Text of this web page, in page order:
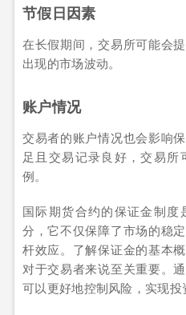
节假日因素
在长假期间，交易所可能会
出现的市场波动。
账户情况
交易者的账户情况也会影响
足且交易记录良好，交易
例。
国际期货合约的保证金制
分，它不仅保障了市场的稳
杆效应。了解保证金的基本
对于交易者来说至关重要。
可以更好地控制风险，实现投